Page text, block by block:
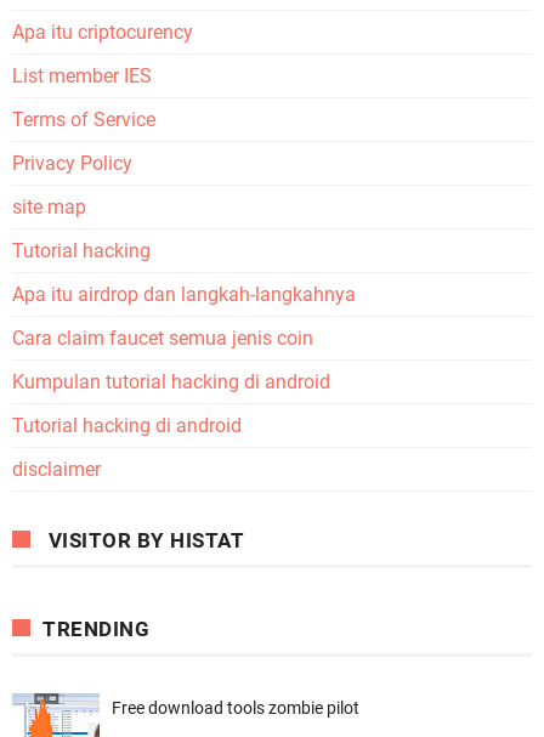
Apa itu criptocurency
List member IES
Terms of Service
Privacy Policy
site map
Tutorial hacking
Apa itu airdrop dan langkah-langkahnya
Cara claim faucet semua jenis coin
Kumpulan tutorial hacking di android
Tutorial hacking di android
disclaimer
VISITOR BY HISTAT
TRENDING
Free download tools zombie pilot